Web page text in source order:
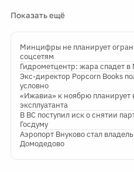
Показать ещё
Минцифры не планирует
соцсетям
Гидрометцентр: жара спадет
Экс-директор Popcorn Books
условно
«Ижавиа» к ноябрю планирует
эксплуатанта
В ВС поступил иск о снятии
Госдуму
Аэропорт Внуково стал
Домодедово